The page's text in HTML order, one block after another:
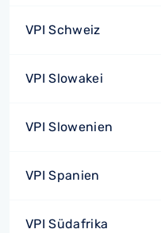
VPI Schweiz
VPI Slowakei
VPI Slowenien
VPI Spanien
VPI Südafrika